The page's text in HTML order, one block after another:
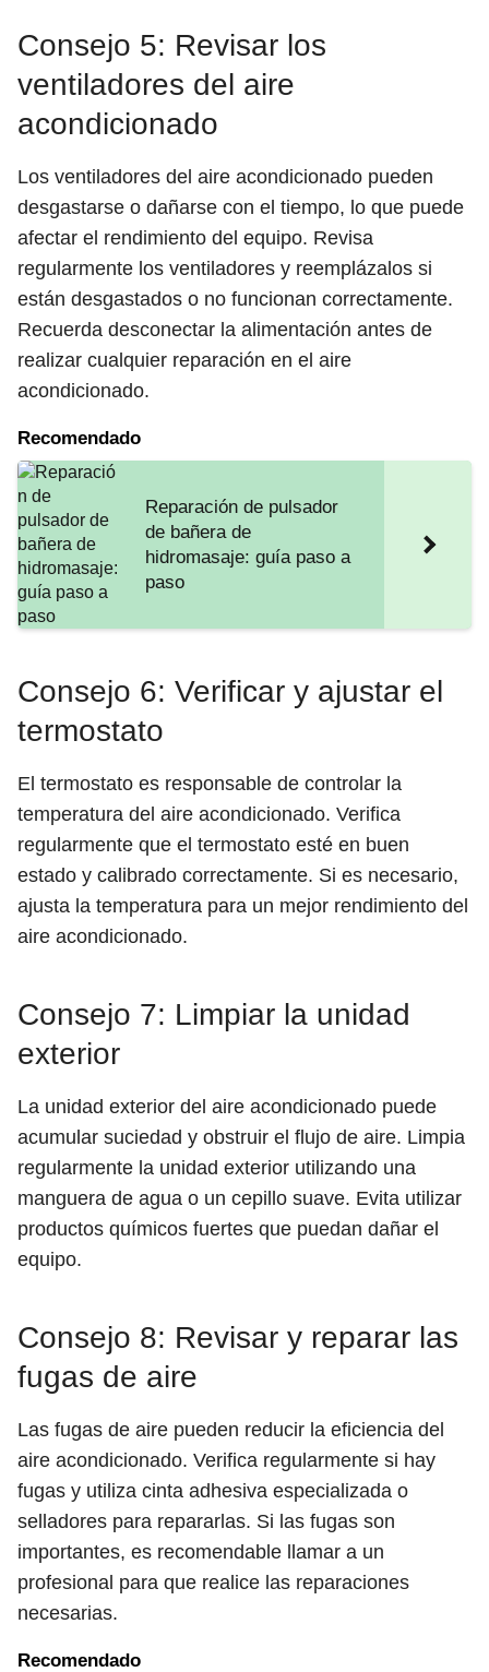
Consejo 5: Revisar los
ventiladores del aire
acondicionado
Los ventiladores del aire acondicionado pueden
desgastarse o dañarse con el tiempo, lo que puede
afectar el rendimiento del equipo. Revisa
regularmente los ventiladores y reemplázalos si
están desgastados o no funcionan correctamente.
Recuerda desconectar la alimentación antes de
realizar cualquier reparación en el aire
acondicionado.
Recomendado
Reparación de pulsador
de bañera de
hidromasaje: guía paso a
paso
Consejo 6: Verificar y ajustar el
termostato
El termostato es responsable de controlar la
temperatura del aire acondicionado. Verifica
regularmente que el termostato esté en buen
estado y calibrado correctamente. Si es necesario,
ajusta la temperatura para un mejor rendimiento del
aire acondicionado.
Consejo 7: Limpiar la unidad
exterior
La unidad exterior del aire acondicionado puede
acumular suciedad y obstruir el flujo de aire. Limpia
regularmente la unidad exterior utilizando una
manguera de agua o un cepillo suave. Evita utilizar
productos químicos fuertes que puedan dañar el
equipo.
Consejo 8: Revisar y reparar las
fugas de aire
Las fugas de aire pueden reducir la eficiencia del
aire acondicionado. Verifica regularmente si hay
fugas y utiliza cinta adhesiva especializada o
selladores para repararlas. Si las fugas son
importantes, es recomendable llamar a un
profesional para que realice las reparaciones
necesarias.
Recomendado